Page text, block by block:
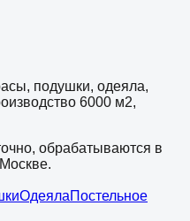
подушки, одеяла,
6000 м2,
обрабатываются в
ОдеялаПостельное